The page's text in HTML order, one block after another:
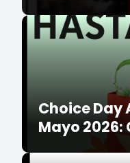
Choice Day
Mayo 2026: